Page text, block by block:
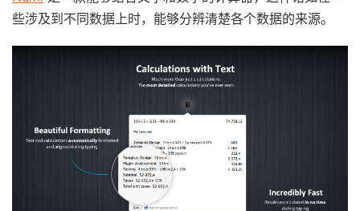
些涉及到不同数据上时，能够分辨清楚各个数据的来源。